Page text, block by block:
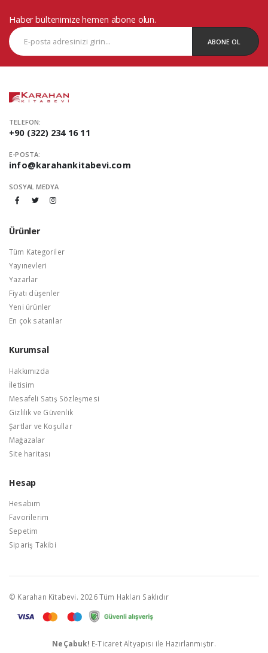
Haber bültenimize hemen abone olun.
ABONE OL
TELEFON:
+90 (322) 234 16 11
E-POSTA:
info@karahankitabevi.com
SOSYAL MEDYA
Ürünler
Tüm Kategoriler
Yayınevleri
Yazarlar
Fiyatı düşenler
Yeni ürünler
En çok satanlar
Kurumsal
Hakkımızda
İletisim
Mesafeli Satış Sözleşmesi
Gizlilik ve Güvenlik
Şartlar ve Koşullar
Mağazalar
Site haritası
Hesap
Hesabım
Favorilerim
Sepetim
Sipariş Takibi
© Karahan Kitabevi. 2026 Tüm Hakları Saklıdır
NeÇabuk! E-Ticaret Altyapısı ile Hazırlanmıştır.